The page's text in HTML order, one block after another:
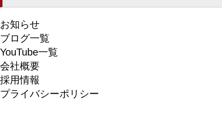
お知らせ
ブログ一覧
YouTube一覧
会社概要
採用情報
プライバシーポリシー